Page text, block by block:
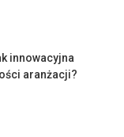
innowacyjna
aranżacji?